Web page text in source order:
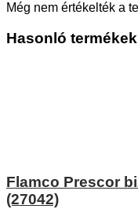
Még nem értékelték a
Hasonló termékek
Flamco Prescor
(27042)